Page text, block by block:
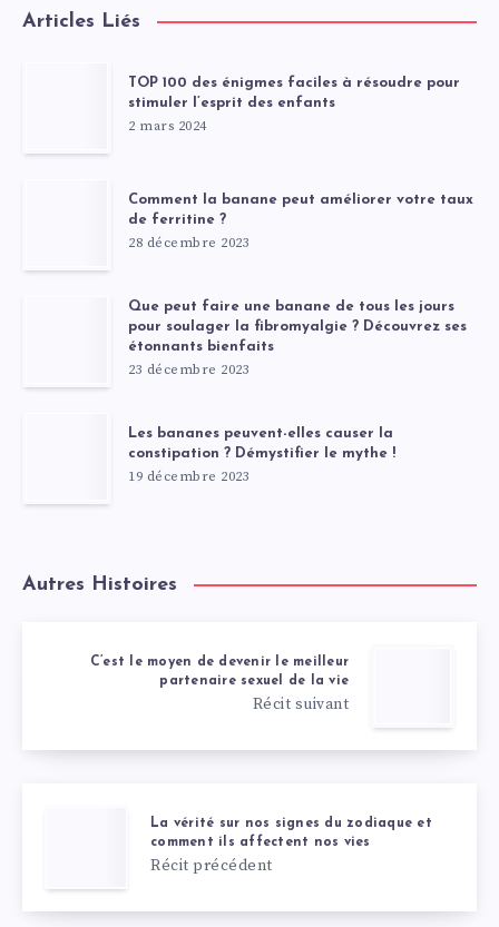
Articles Liés
TOP 100 des énigmes faciles à résoudre pour
stimuler l’esprit des enfants
2 mars 2024
Comment la banane peut améliorer votre taux
de ferritine ?
28 décembre 2023
Que peut faire une banane de tous les jours
pour soulager la fibromyalgie ? Découvrez ses
étonnants bienfaits
23 décembre 2023
Les bananes peuvent-elles causer la
constipation ? Démystifier le mythe !
19 décembre 2023
Autres Histoires
C’est le moyen de devenir le meilleur
partenaire sexuel de la vie
Récit suivant
La vérité sur nos signes du zodiaque et
comment ils affectent nos vies
Récit précédent